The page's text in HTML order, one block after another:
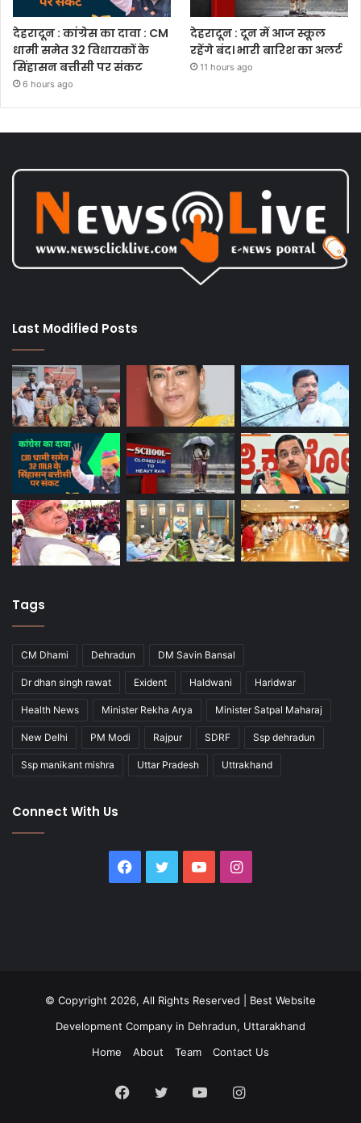
देहरादून : कांग्रेस का दावा : CM
धामी समेत 32 विधायकों के
सिंहासन बत्तीसी पर संकट
6 hours ago
देहरादून : दून में आज स्कूल
रहेंगे बंद। भारी बारिश का अलर्ट
11 hours ago
Last Modified Posts
Tags
CM Dhami Dehradun DM Savin Bansal
Dr dhan singh rawat Exident Haldwani Haridwar
Health News Minister Rekha Arya Minister Satpal Maharaj
New Delhi PM Modi Rajpur SDRF Ssp dehradun
Ssp manikant mishra Uttar Pradesh Uttrakhand
Connect With Us
Facebook
Twitter YouTubeInstagram
© Copyright 2026, All Rights Reserved | Best Website
Development Company in Dehradun, Uttarakhand
Home
About Team Contact Us
Facebook
Twitter YouTubeInstagram